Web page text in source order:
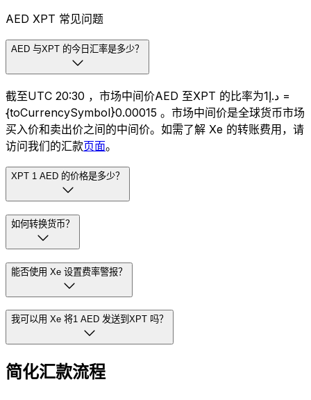
AED XPT 常见问题
AED 与XPT 的今日汇率是多少？
截至UTC 20:30 ，市场中间价AED 至XPT 的比率为د.إ1 =
{toCurrencySymbol}0.00015 。市场中间价是全球货币市场
买入价和卖出价之间的中间价。如需了解 Xe 的转账费用，请
访问我们的汇款页面。
XPT 1 AED 的价格是多少？
如何转换货币？
能否使用 Xe 设置费率警报？
我可以用 Xe 将1 AED 发送到XPT 吗？
简化汇款流程